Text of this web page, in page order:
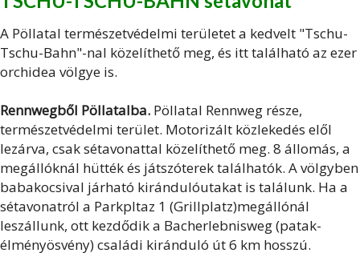
A Pöllatal természetvédelmi területet a kedvelt "Tschu-
Tschu-Bahn"-nal közelíthető meg, és itt található az ezer
orchidea völgye is.
Rennwegből Pöllatalba. Pöllatal Rennweg része,
természetvédelmi terület. Motorizált közlekedés elől
lezárva, csak sétavonattal közelíthető meg. 8 állomás, a
megállóknál hütték és játszóterek találhatók. A völgyben
babakocsival járható kirándulóutakat is találunk. Ha a
sétavonatról a Parkpltaz 1 (Grillplatz)megállónál
leszállunk, ott kezdődik a Bacherlebnisweg (patak-
élményösvény) családi kiránduló út 6 km hosszú.